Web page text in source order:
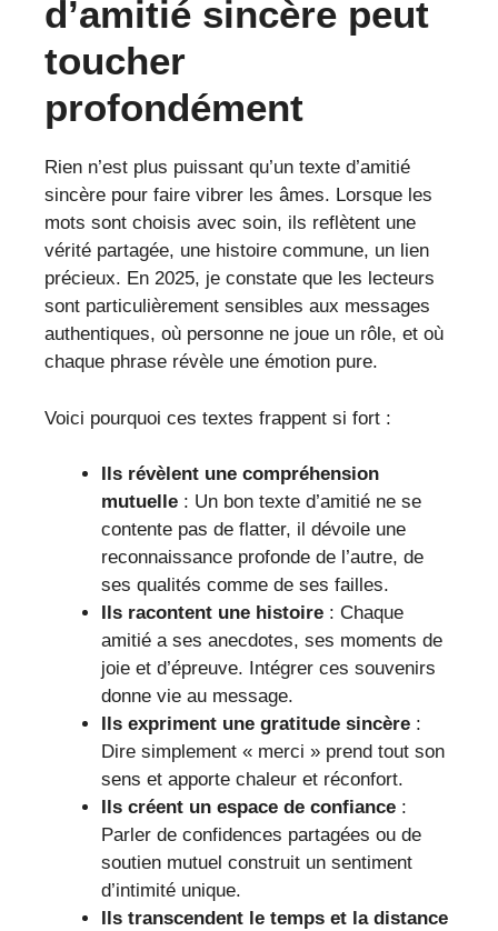
d’amitié sincère peut
toucher
profondément
Rien n’est plus puissant qu’un texte d’amitié
sincère pour faire vibrer les âmes. Lorsque les
mots sont choisis avec soin, ils reflètent une
vérité partagée, une histoire commune, un lien
précieux. En 2025, je constate que les lecteurs
sont particulièrement sensibles aux messages
authentiques, où personne ne joue un rôle, et où
chaque phrase révèle une émotion pure.
Voici pourquoi ces textes frappent si fort :
Ils révèlent une compréhension
mutuelle : Un bon texte d’amitié ne se
contente pas de flatter, il dévoile une
reconnaissance profonde de l’autre, de
ses qualités comme de ses failles.
Ils racontent une histoire : Chaque
amitié a ses anecdotes, ses moments de
joie et d’épreuve. Intégrer ces souvenirs
donne vie au message.
Ils expriment une gratitude sincère :
Dire simplement « merci » prend tout son
sens et apporte chaleur et réconfort.
Ils créent un espace de confiance :
Parler de confidences partagées ou de
soutien mutuel construit un sentiment
d’intimité unique.
Ils transcendent le temps et la distance